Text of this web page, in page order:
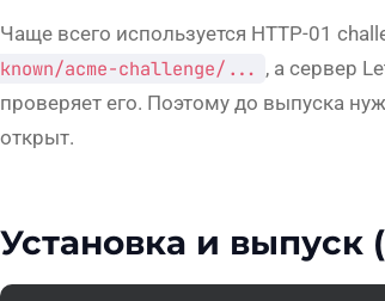
Чаще всего используется HTTP-01
known/acme-challenge/... , а сервер
проверяет его. Поэтому до выпуска
открыт.
Установка и выпуск